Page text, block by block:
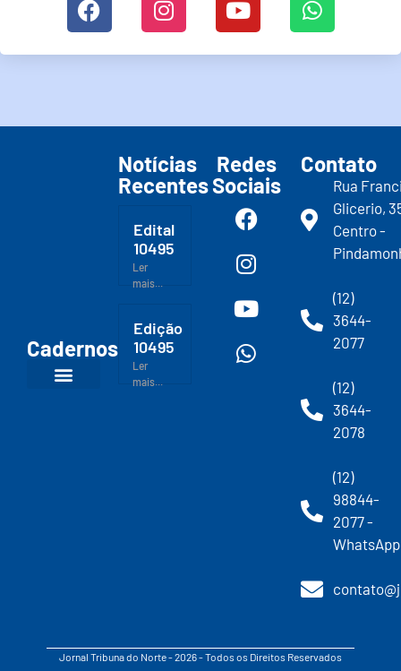
Cadernos
Notícias
Recentes
Edital
10495
Ler
mais...
Edição
10495
Ler
mais...
Redes
Sociais
Contato
Rua
Glicerio,
Centro -
(12)
3644-
2077
(12)
3644-
2078
(12)
98844-
2077 -
WhatsApp
Jornal Tribuna do Norte - 2026 - Todos os Direitos Reservados